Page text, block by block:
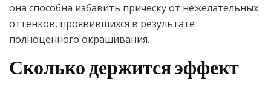
она способна избавить прическу от нежелательных
оттенков, проявившихся в результате
полноценного окрашивания.
Сколько держится эффект